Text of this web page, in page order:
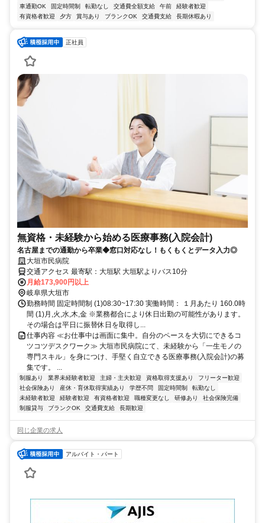
車通勤OK
固定時間制 転勤なし 交通費全額支給 午前
経験者歓迎
有資格者歓迎
夕方 賞与あり ブランクOK 交通費支給 長期休暇あり
正社員
無資格・未経験から始める医療事務(入院会計)
名古屋までの通勤から卒業◆窓口対応なし！もくもくとデータ入力◎
大垣市民病院
交通アクセス 最寄駅：大垣駅 大垣駅よりバス10分
月給173,900円以上
岐阜県大垣市
勤務時間 固定時間制 (1)08:30~17:30 実働時間： １月あたり 160.0時
間 (1)月,火,水,木,金 ※業務都合により休日出勤の可能性があります。
その場合は平日に振替休日を取得し...
仕事内容 ≪お仕事中は画面に集中。自分のペースを大切にできるコ
ツコツデスクワーク≫ 大垣市民病院にて、未経験から「一生モノの
専門スキル」を身につけ、手堅く自立できる医療事務(入院会計)の募
集です。 ...
制服あり 業界未経験者歓迎 主婦・主夫歓迎 資格取得支援あり
フリーター歓迎
社会保険あり
産休・育休取得実績あり 学歴不問 固定時間制
転勤なし
未経験者歓迎
経験者歓迎 有資格者歓迎 職種変更なし 研修あり
社会保険完備
制服貸与
ブランクOK 交通費支給 長期歓迎
同じ企業の求人
アルバイト・パート